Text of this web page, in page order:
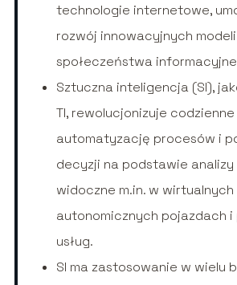
technologie internetowe,
rozwój innowacyjnych
społeczeństwa
Sztuczna inteligencja (SI),
TI, rewolucjonizuje
automatyzację procesów i
decyzji na podstawie
widoczne m.in. w
autonomicznych pojazdach i
usług.
SI ma zastosowanie w wielu